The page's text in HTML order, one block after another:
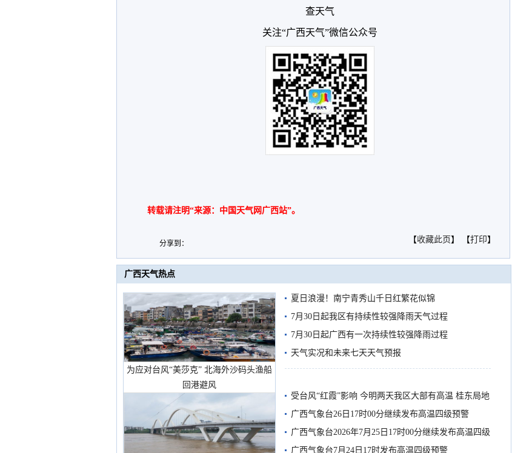
查天气
关注“广西天气”微信公众号
转载请注明“来源：中国天气网广西站”。
分享到： 【收藏此页 】 【打印】
广西天气热点
为应对台风“美莎克” 北海外沙码头渔船
回港避风
夏日浪漫！南宁青秀山千日红繁花似锦
7月30日起我区有持续性较强降雨天气过程
7月30日起广西有一次持续性较强降雨过程
天气实况和未来七天天气预报
受台风“红霞”影响 今明两天我区大部有高温 桂东局地
有较强降雨
广西气象台26日17时00分继续发布高温四级预警
广西气象台2026年7月25日17时00分继续发布高温四级
预警
广西气象台7月24日17时发布高温四级预警